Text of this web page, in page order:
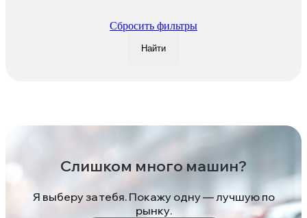
Сбросить фильтры
Найти
Слишком много машин?
Я выберу за тебя. Покажу одну — лучшую по
рынку.